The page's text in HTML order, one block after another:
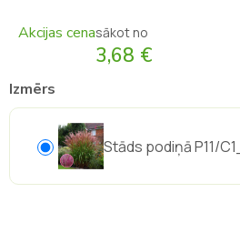
Akcijas cenasākot no
3,68 €
Izmērs
Stāds podiņā P11/